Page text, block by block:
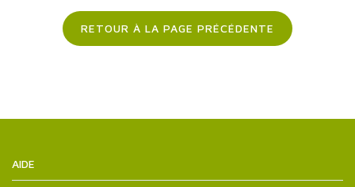
RETOUR À LA PAGE PRÉCÉDENTE
AIDE